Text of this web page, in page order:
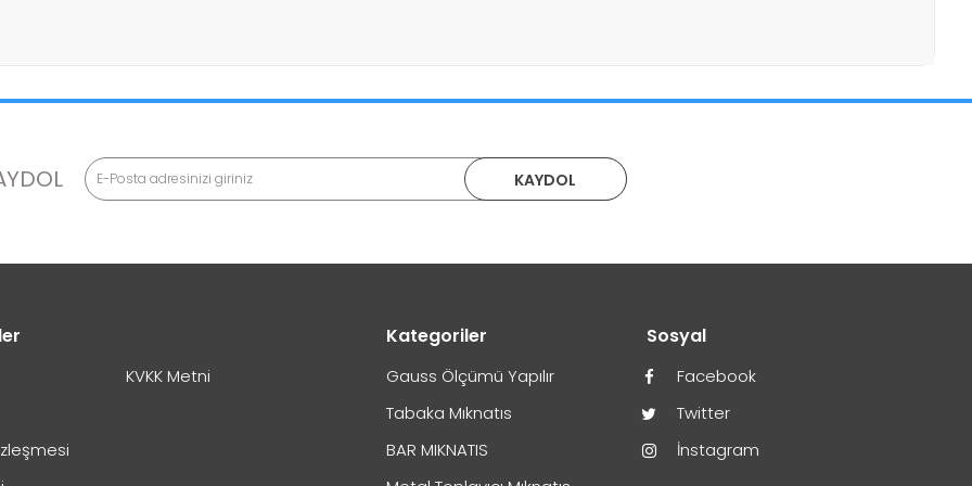
KAYDOL
KVKK Metni
Kategoriler
Gauss Ölçümü Yapılır
Tabaka Mıknatıs
BAR MIKNATIS
Sosyal
Facebook
Twitter
İnstagram